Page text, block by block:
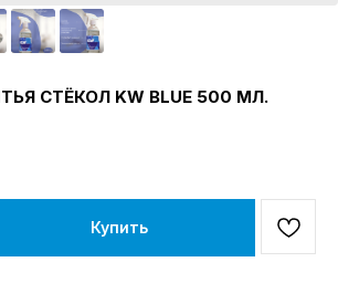
СТЁКОЛ KW BLUE 500 МЛ.
Купить